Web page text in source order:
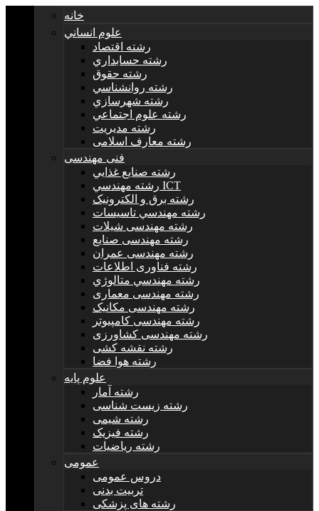
خانه
علوم انساني
رشته اقتصاد
رشته حسابداري
رشته حقوق
رشته روانشناسي
رشته شهرسازي
رشته علوم اجتماعي
رشته مديريت
رشته معارف اسلامی
فنی مهندسی
رشته صنايع غذايي
رشته مهندسي ICT
رشته برق و الکترونيک
رشته مهندسي تاسيسات
رشته مهندسی شیلات
رشته مهندسی صنایع
رشته مهندسی عمران
رشته فناوری اطلاعات
رشته مهندسي متالوژي
رشته مهندسی معماری
رشته مهندسی مکانیک
رشته مهندسی کامپیوتر
رشته مهندسی کشاورزی
رشته نقشه کشی
رشته هوا فضا
علوم پایه
رشته آمار
رشته زیست شناسی
رشته شیمی
رشته فیزیک
رشته ریاضیات
عمومی
دروس عمومی
تربیت بدنی
رشته های پزشکی